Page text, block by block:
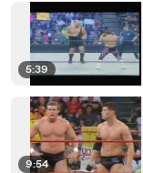
5:39
9:54